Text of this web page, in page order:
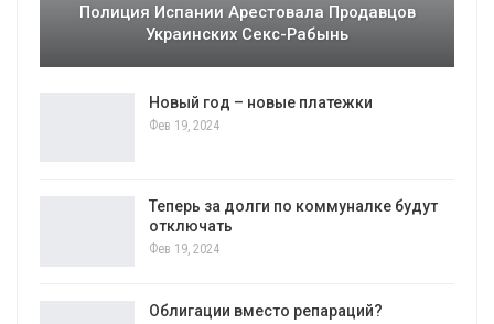
Полиция Испании Арестовала Продавцов
Украинских Секс-Рабынь
Новый год – новые платежки
Фев 19, 2024
Теперь за долги по коммуналке будут
отключать
Фев 19, 2024
Облигации вместо репараций?